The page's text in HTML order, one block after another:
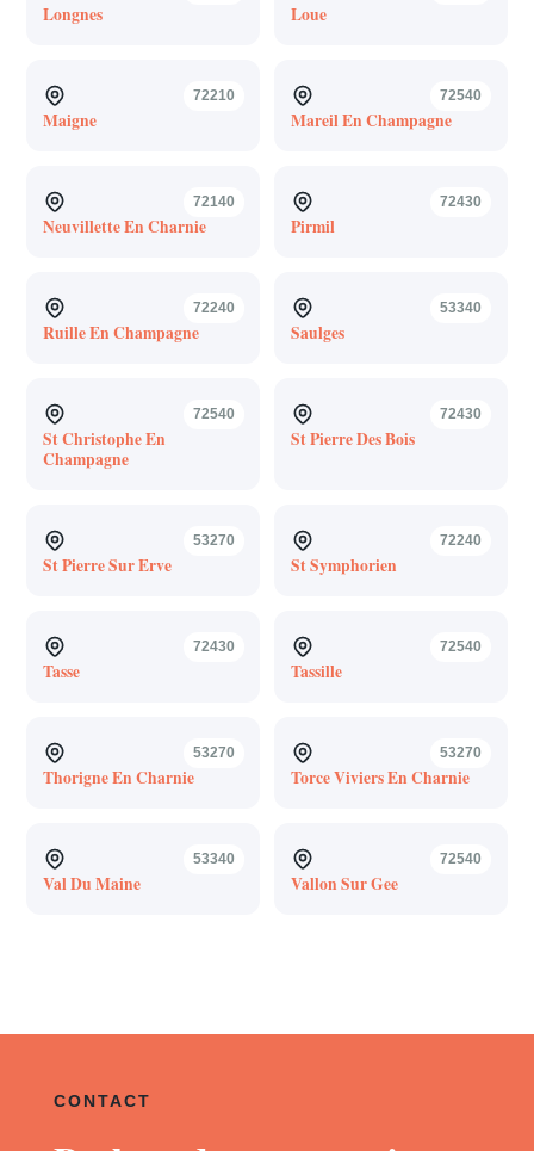
Longnes Loue
72210
Maigne
72540
Mareil En Champagne
72140
Neuvillette En Charnie
72430
Pirmil
72240
Ruille En Champagne
53340
Saulges
72540
St Christophe En
Champagne
72430
St Pierre Des Bois
53270
St Pierre Sur Erve
72240
St Symphorien
72430
Tasse
72540
Tassille
53270
Thorigne En Charnie
53270
Torce Viviers En Charnie
53340
Val Du Maine
72540
Vallon Sur Gee
CONTACT